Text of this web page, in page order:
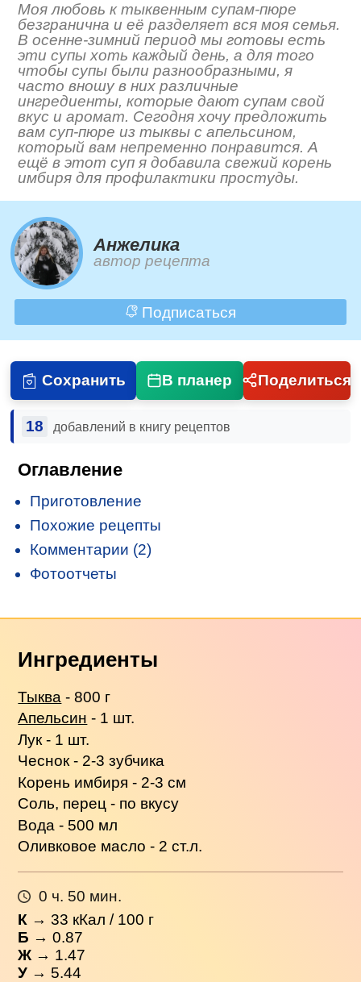
Моя любовь к тыквенным супам-пюре
безгранична и её разделяет вся моя семья.
В осенне-зимний период мы готовы есть
эти супы хоть каждый день, а для того
чтобы супы были разнообразными, я
часто вношу в них различные
ингредиенты, которые дают супам свой
вкус и аромат. Сегодня хочу предложить
вам суп-пюре из тыквы с апельсином,
который вам непременно понравится. А
ещё в этот суп я добавила свежий корень
имбиря для профилактики простуды.
Анжелика
автор рецепта
Подписаться
Сохранить В планер Поделиться
18 добавлений в книгу рецептов
Оглавление
Приготовление
Похожие рецепты
Комментарии (2)
Фотоотчеты
Ингредиенты
Тыква - 800 г
Апельсин - 1 шт.
Лук - 1 шт.
Чеснок - 2-3 зубчика
Корень имбиря - 2-3 см
Соль, перец - по вкусу
Вода - 500 мл
Оливковое масло - 2 ст.л.
0 ч. 50 мин.
К →33 кКал / 100 г
Б → 0.87
Ж → 1.47
У → 5.44